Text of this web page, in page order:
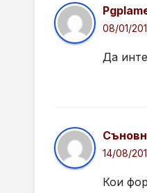
08/01/
Да
14/08/
Кои